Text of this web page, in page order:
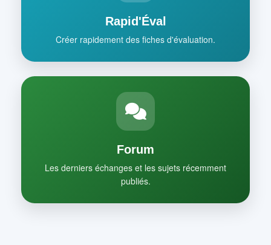
Rapid'Éval
Créer rapidement des fiches d'évaluation.
Forum
Les derniers échanges et les sujets récemment
publiés.